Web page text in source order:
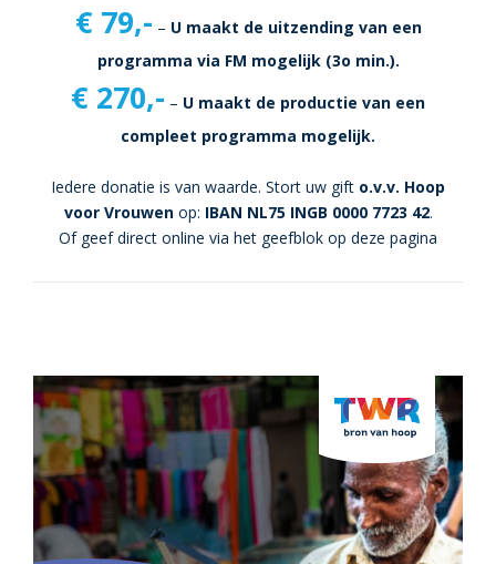
€ 79,- – U maakt de uitzending van een
programma via FM mogelijk (3o min.).
€ 270,- – U maakt de productie van een
compleet programma mogelijk.
Iedere donatie is van waarde. Stort uw gift o.v.v. Hoop
voor Vrouwen op: IBAN NL75 INGB 0000 7723 42.
Of geef direct online via het geefblok op deze pagina